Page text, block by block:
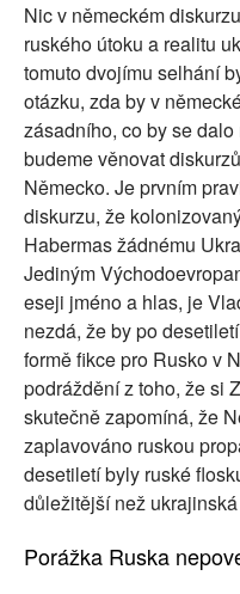
Nic v německém
ruského útoku a realitu
tomuto dvojímu selhání
otázku, zda by v
zásadního, co by se
budeme věnovat
Německo. Je prvním
diskurzu, že
Habermas žádnému
Jediným
eseji jméno a hlas, je
nezdá, že by po
formě fikce pro Rusko v
podráždění z toho, že si
skutečně zapomíná, že
zaplavováno ruskou
desetiletí byly ruské
důležitější než
Porážka Ruska